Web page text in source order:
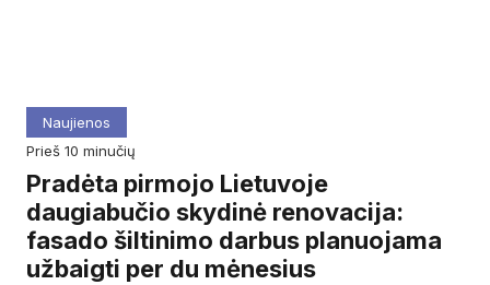
Naujienos
prieš 10 minučių
Pradėta pirmojo Lietuvoje
daugiabučio skydinė renovacija:
fasado šiltinimo darbus planuojama
užbaigti per du mėnesius